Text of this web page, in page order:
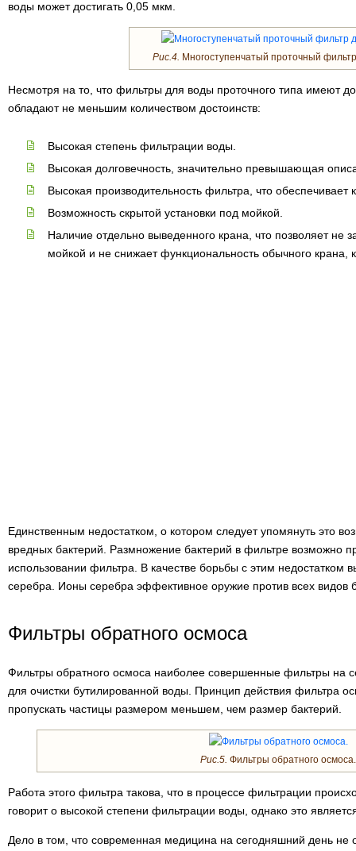
воды может достигать 0,05 мкм.
Рис.4. Многоступенчатый проточный
Несмотря на то, что фильтры для воды проточного типа имеют
обладают не меньшим количеством достоинств:
Высокая степень фильтрации воды.
Высокая долговечность, значительно превышающая
Высокая производительность фильтра, что
Возможность скрытой установки под мойкой.
Наличие отдельно выведенного крана, что позволяет не
мойкой и не снижает функциональность обычного крана,
Единственным недостатком, о котором следует упомянуть это
вредных бактерий. Размножение бактерий в фильтре возможно
использовании фильтра. В качестве борьбы с этим недостатком
серебра. Ионы серебра эффективное оружие против всех видов
Фильтры обратного осмоса
Фильтры обратного осмоса наиболее совершенные фильтры на
для очистки бутилированной воды. Принцип действия фильтра
пропускать частицы размером меньшем, чем размер бактерий.
Рис.5. Фильтры обратного осмоса.
Работа этого фильтра такова, что в процессе фильтрации
говорит о высокой степени фильтрации воды, однако это
Дело в том, что современная медицина на сегодняшний день не